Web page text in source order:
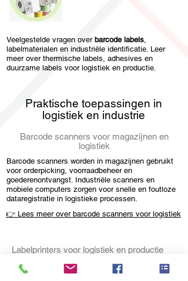
Veelgestelde vragen over barcode labels,
labelmaterialen en industriële identificatie. Leer
meer over thermische labels, adhesives en
duurzame labels voor logistiek en productie.
Praktische toepassingen in
logistiek en industrie
Barcode scanners voor magazijnen en
logistiek
Barcode scanners worden in magazijnen gebruikt
voor orderpicking, voorraadbeheer en
goederenontvangst. Industriële scanners en
mobiele computers zorgen voor snelle en foutloze
dataregistratie in logistieke processen.
👉 Lees meer over barcode scanners voor logistiek
Labelprinters voor logistiek en productie
barcode labels, verzendetiketten en productlabels.